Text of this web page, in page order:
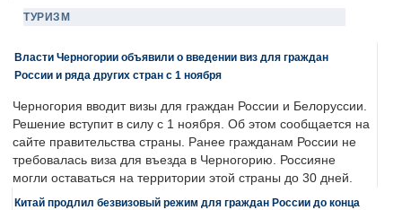
ТУРИЗМ
Власти Черногории объявили о введении виз для граждан
России и ряда других стран с 1 ноября
Черногория вводит визы для граждан России и Белоруссии.
Решение вступит в силу с 1 ноября. Об этом сообщается на
сайте правительства страны. Ранее гражданам России не
требовалась виза для въезда в Черногорию. Россияне
могли оставаться на территории этой страны до 30 дней.
Китай продлил безвизовый режим для граждан России до конца